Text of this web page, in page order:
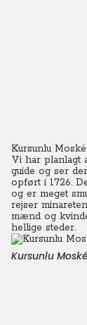
Kursunlu
Vi har planlagt
guide og ser
opført i 1726.
og er meget
rejser
mænd og
hellige steder.
Kursunlu